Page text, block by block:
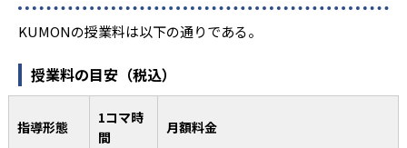
KUMONの授業料は以下の通りである。
授業料の目安（税込）
指導形態
1コマ時
間
月額料金